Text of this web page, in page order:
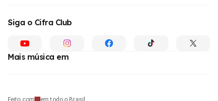
Siga o Cifra Club
Mais música em
Feito com em todo o Brasil